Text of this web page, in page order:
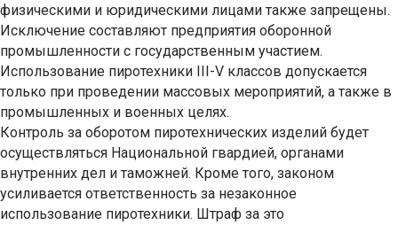
физическими и юридическими лицами также запрещены.
Исключение составляют предприятия оборонной
промышленности с государственным участием.
Использование пиротехники III-V классов допускается
только при проведении массовых мероприятий, а также в
промышленных и военных целях.
Контроль за оборотом пиротехнических изделий будет
осуществляться Национальной гвардией, органами
внутренних дел и таможней. Кроме того, законом
усиливается ответственность за незаконное
использование пиротехники. Штраф за это